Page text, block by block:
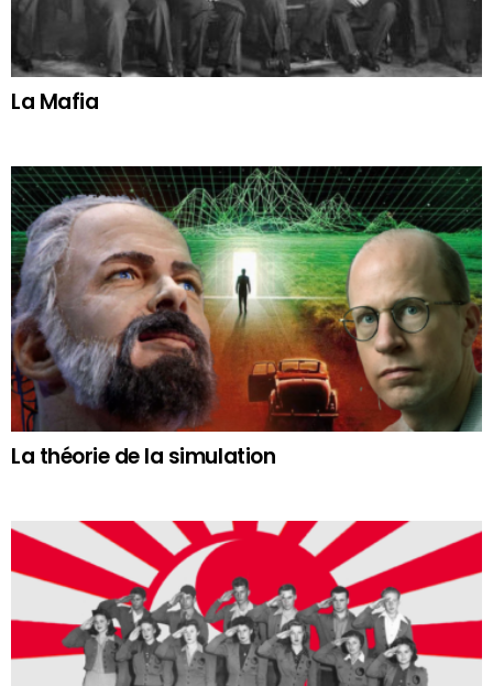
La Mafia
La théorie de la simulation